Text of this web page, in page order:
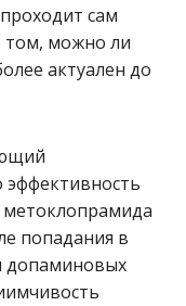
сам
том, можно ли
актуален до
метоклопрамида
попадания в
допаминовых